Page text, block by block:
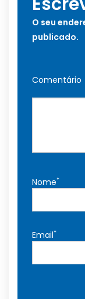
O seu
publicado.
Comentário
Nome*
Email*